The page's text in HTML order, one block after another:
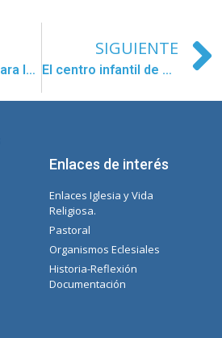
San Mateo prepara las fiestas patronales
SIGUIENTE
El centro infantil de Chongnung celebra la Niña María 2016
Enlaces de interés
Enlaces Iglesia y Vida
Religiosa.
Pastoral
Organismos Eclesiales
Historia-Reflexión
Documentación